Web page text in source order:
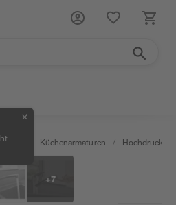
✕
Küche Küchenarmaturen /
+7